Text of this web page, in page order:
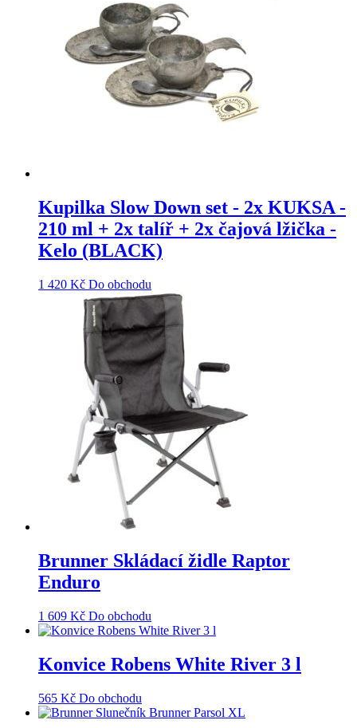
Kupilka Slow Down set - 2x KUKSA -
210 ml + 2x talíř + 2x čajová lžička -
Kelo (BLACK)
1 420 Kč Do obchodu
Brunner Skládací židle Raptor
Enduro
1 609 Kč Do obchodu
Konvice Robens White River 3 l
565 Kč Do obchodu